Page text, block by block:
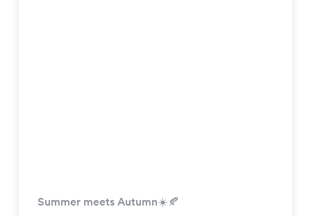
Summer meets Autumn☀️🍂